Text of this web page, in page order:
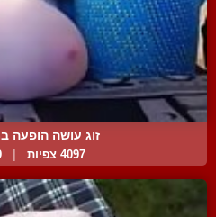
זוג עושה הופעה
4097 צפיות 9